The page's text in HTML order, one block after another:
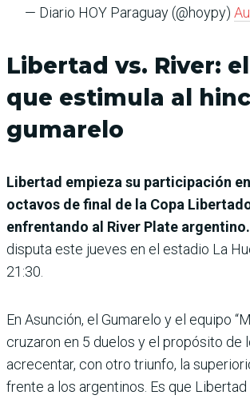
— Diario HOY Paraguay (@hoypy)
Libertad vs. River:
que estimula al
gumarelo
Libertad empieza su participación
octavos de final de la Copa
enfrentando al River Plate argentino.
disputa este jueves en el estadio La
21:30.
En Asunción, el Gumarelo y el equipo
cruzaron en 5 duelos y el propósito de
acrecentar, con otro triunfo, la
frente a los argentinos. Es que